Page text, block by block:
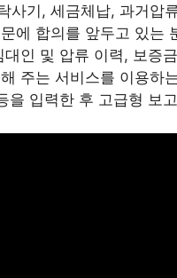
사기, 세금체납, 과거압
에 합의를 앞두고 있는
인 및 압류 이력, 보증
주는 서비스를 이용하
을 입력한 후 고급형 보